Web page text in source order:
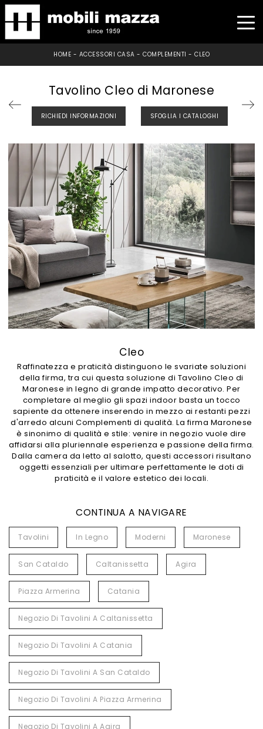
HOME - ACCESSORI CASA - COMPLEMENTI - CLEO
Tavolino Cleo di Maronese
RICHIEDI INFORMAZIONI SFOGLIA I CATALOGHI
Cleo
Raffinatezza e praticità distinguono le svariate soluzioni
della firma, tra cui questa soluzione di Tavolino Cleo di
Maronese in legno di grande impatto decorativo. Per
completare al meglio gli spazi indoor basta un tocco
sapiente da ottenere inserendo in mezzo ai restanti pezzi
d'arredo alcuni Complementi di qualità. La firma Maronese
è sinonimo di qualità e stile: venire in negozio vuole dire
affidarsi alla pluriennale esperienza e passione della firma.
Dalla camera da letto al salotto, questi accessori risultano
oggetti essenziali per ultimare perfettamente le doti di
praticità e il valore estetico dei locali.
CONTINUA A NAVIGARE
Tavolini In Legno Moderni Maronese
San Cataldo Caltanissetta Agira
Piazza Armerina Catania
Negozio Di Tavolini A Caltanissetta
Negozio Di Tavolini A Catania
Negozio Di Tavolini A San Cataldo
Negozio Di Tavolini A Piazza Armerina
Negozio Di Tavolini A Agira